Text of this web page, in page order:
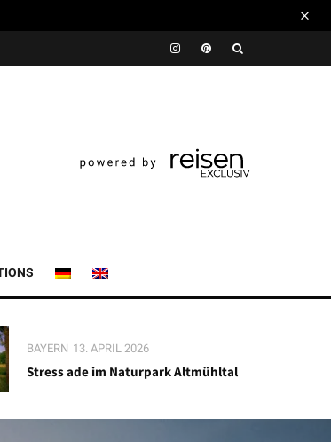
BAYERN 13. APRIL 2026
Stress ade im Naturpark Altmühltal